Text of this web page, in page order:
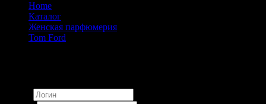
Home
Каталог
Женская парфюмерия
Tom Ford